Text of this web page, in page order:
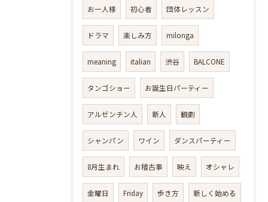
お一人様 初心者 団体レッスン
ドラマ 楽しみ方 milonga
meaning italian 渋谷 BALCONE
タンゴショー お誕生日パーティー
アルゼンチン人 新人 観劇
シャンパン ワイン ダンスパーティー
8月生まれ お稽古事 映え オシャレ
金曜日 Friday 歩き方 新しく始める